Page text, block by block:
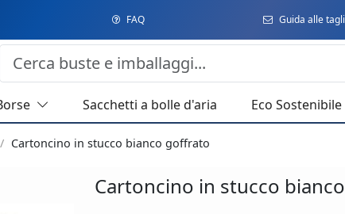
FAQ Guida alle
Sacchetti a bolle d'aria Eco Sostenibile
Cartoncino in stucco bianco goffrato
Cartoncino in stucco